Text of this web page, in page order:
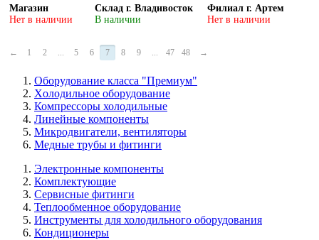
Магазин
Нет в наличии
Склад г. Владивосток
В наличии
Филиал г. Артем
Нет в наличии
← 1 2 ... 5 6 7 8 9 ... 47 48 →
Оборудование класса "Премиум"
Xолодильное оборудование
Компрессоры холодильные
Линейные компоненты
Микродвигатели, вентиляторы
Медные трубы и фитинги
Электронные компоненты
Комплектующие
Сервисные фитинги
Теплообменное оборудование
Инструменты для холодильного оборудования
Кондиционеры